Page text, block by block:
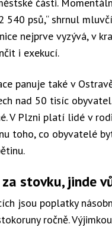
540 psů,“ shrnul
nejprve vyzývá, v
i exekucí.
panuje také v
nad 50 tisíc
V Plzni platí lidé v
toho, co obyvatelé
stovku, jinde
jsou poplatky
ročně.